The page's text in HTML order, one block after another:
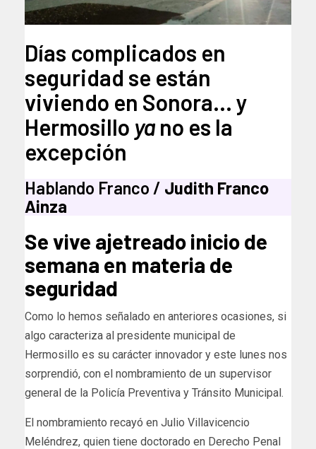
Días complicados en
seguridad se están
viviendo en Sonora… y
Hermosillo ya no es la
excepción
Hablando Franco / Judith Franco
Ainza
Se vive ajetreado inicio de
semana en materia de
seguridad
Como lo hemos señalado en anteriores ocasiones, si
algo caracteriza al presidente municipal de
Hermosillo es su carácter innovador y este lunes nos
sorprendió, con el nombramiento de un supervisor
general de la Policía Preventiva y Tránsito Municipal.
El nombramiento recayó en Julio Villavicencio
Meléndrez, quien tiene doctorado en Derecho Penal